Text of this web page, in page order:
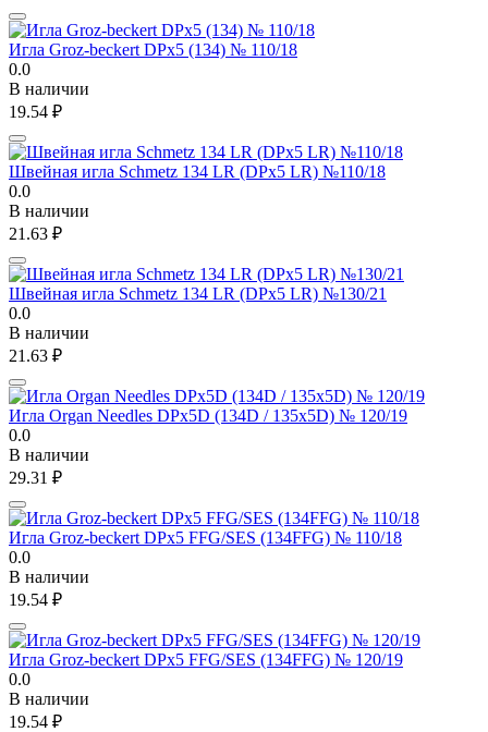
Игла Groz-beckert DPx5 (134) № 110/18
0.0
В наличии
19.54 ₽
Швейная игла Schmetz 134 LR (DPx5 LR) №110/18
0.0
В наличии
21.63 ₽
Швейная игла Schmetz 134 LR (DPx5 LR) №130/21
0.0
В наличии
21.63 ₽
Игла Organ Needles DPx5D (134D / 135x5D) № 120/19
0.0
В наличии
29.31 ₽
Игла Groz-beckert DPx5 FFG/SES (134FFG) № 110/18
0.0
В наличии
19.54 ₽
Игла Groz-beckert DPx5 FFG/SES (134FFG) № 120/19
0.0
В наличии
19.54 ₽